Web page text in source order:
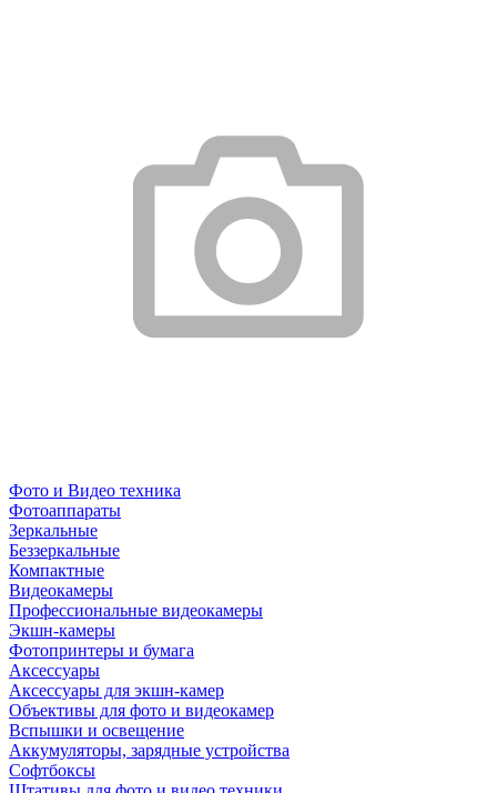
Фото и Видео техника
Фотоаппараты
Зеркальные
Беззеркальные
Компактные
Видеокамеры
Профессиональные видеокамеры
Экшн-камеры
Фотопринтеры и бумага
Аксессуары
Аксессуары для экшн-камер
Объективы для фото и видеокамер
Вспышки и освещение
Аккумуляторы, зарядные устройства
Софтбоксы